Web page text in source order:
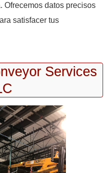
Ofrecemos datos precisos
satisfacer tus
Services